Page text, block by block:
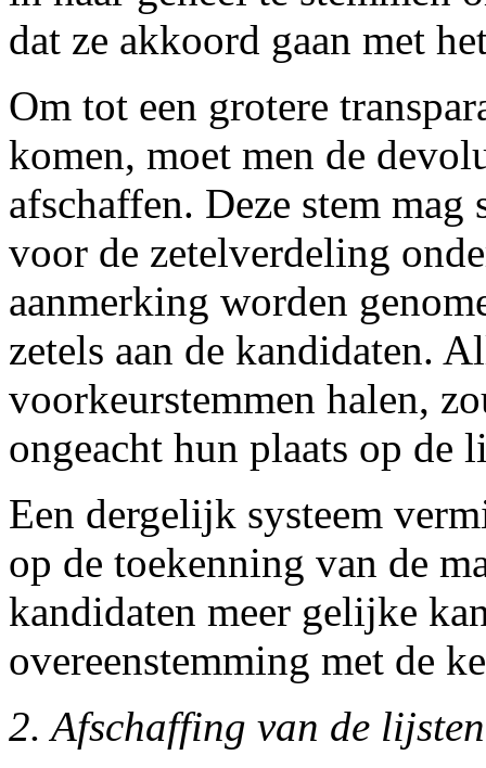
dat ze akkoord gaan met
Om tot een grotere
komen, moet men de
afschaffen. Deze stem mag
voor de zetelverdeling
aanmerking worden
zetels aan de kandidaten.
voorkeurstemmen halen,
ongeacht hun plaats op de
Een dergelijk systeem
op de toekenning van de
kandidaten meer gelijke
overeenstemming met de
2. Afschaffing van de